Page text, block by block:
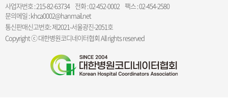
사업자번호 : 215-82-63734 전화 : 02-452-0002 팩스 : 02-454-2580
문의메일 : khca0002@hanmail.net
통신판매신고번호: 제2021-서울광진-2051호
Copyright ⓒ 대한병원코디네이터협회 All rights reserved